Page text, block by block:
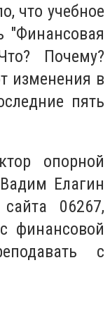
что учебное
"Финансовая
Почему?
изменения в
пять
опорной
Елагин
06267,
финансовой
с